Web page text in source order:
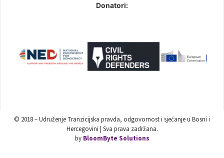
Donatori:
© 2018 – Udruženje Tranzicijska pravda, odgovornost i sjećanje u Bosni i
Hercegovini | Sva prava zadržana.
by BloomByte Solutions